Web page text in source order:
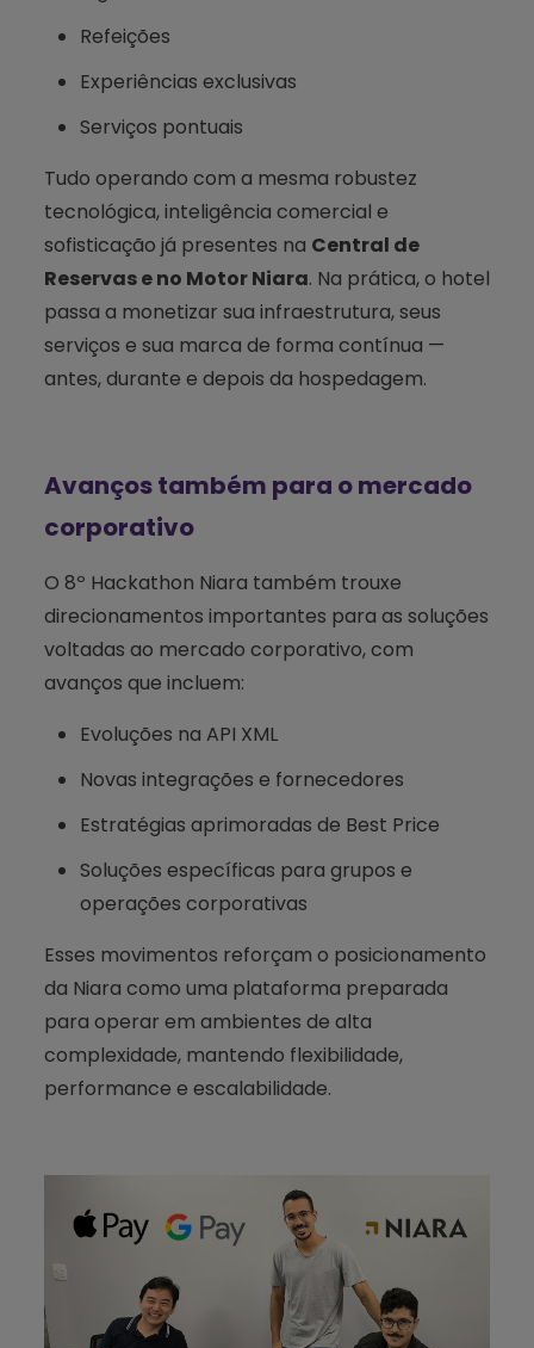
Refeições
Experiências exclusivas
Serviços pontuais
Tudo operando com a mesma robustez
tecnológica, inteligência comercial e
sofisticação já presentes na Central de
Reservas e no Motor Niara. Na prática, o hotel
passa a monetizar sua infraestrutura, seus
serviços e sua marca de forma contínua —
antes, durante e depois da hospedagem.
Avanços também para o mercado
corporativo
O 8º Hackathon Niara também trouxe
direcionamentos importantes para as soluções
voltadas ao mercado corporativo, com
avanços que incluem:
Evoluções na API XML
Novas integrações e fornecedores
Estratégias aprimoradas de Best Price
Soluções específicas para grupos e
operações corporativas
Esses movimentos reforçam o posicionamento
da Niara como uma plataforma preparada
para operar em ambientes de alta
complexidade, mantendo flexibilidade,
performance e escalabilidade.